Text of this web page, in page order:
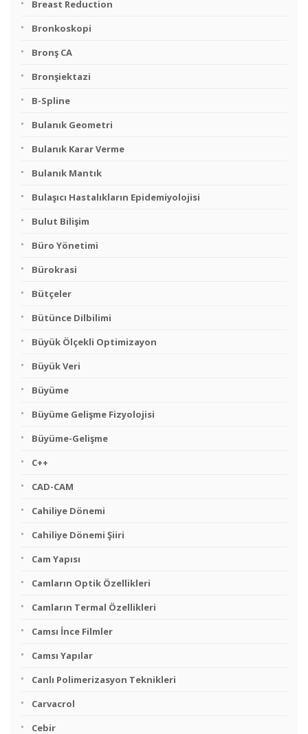
Breast Reduction
Bronkoskopi
Bronş CA
Bronşiektazi
B-Spline
Bulanık Geometri
Bulanık Karar Verme
Bulanık Mantık
Bulaşıcı Hastalıkların Epidemiyolojisi
Bulut Bilişim
Büro Yönetimi
Bürokrasi
Bütçeler
Bütünce Dilbilimi
Büyük Ölçekli Optimizayon
Büyük Veri
Büyüme
Büyüme Gelişme Fizyolojisi
Büyüme-Gelişme
C++
CAD-CAM
Cahiliye Dönemi
Cahiliye Dönemi Şiiri
Cam Yapısı
Camların Optik Özellikleri
Camların Termal Özellikleri
Camsı İnce Filmler
Camsı Yapılar
Canlı Polimerizasyon Teknikleri
Carvacrol
Cebir